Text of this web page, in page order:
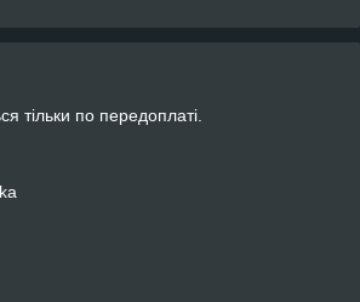
тільки по передоплаті.